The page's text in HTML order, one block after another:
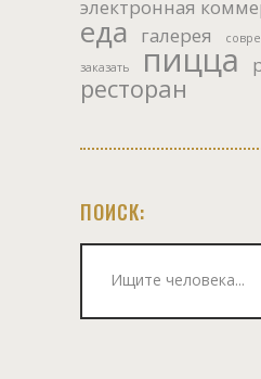
электронная
еда галерея
заказать пицца
ресторан
ПОИСК: